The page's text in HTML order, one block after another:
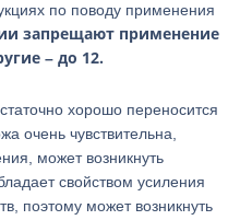
по поводу применения
запрещают применение
– до 12.
хорошо переносится
очень чувствительна,
может возникнуть
свойством усиления
поэтому может возникнуть